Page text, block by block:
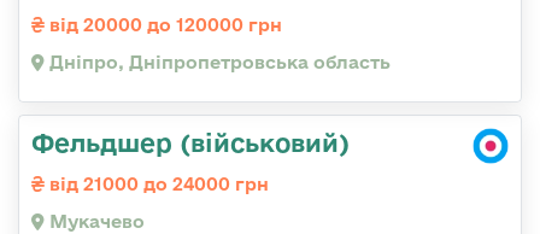
від 20000 до 120000 грн
Дніпро, Дніпропетровська область
Фельдшер (військовий)
від 21000 до 24000 грн
Мукачево